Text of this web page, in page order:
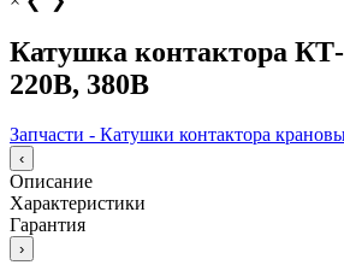
Катушка контактора КТ-
220В, 380В
Запчасти - Катушки контактора
‹
Описание
Характеристики
Гарантия
›